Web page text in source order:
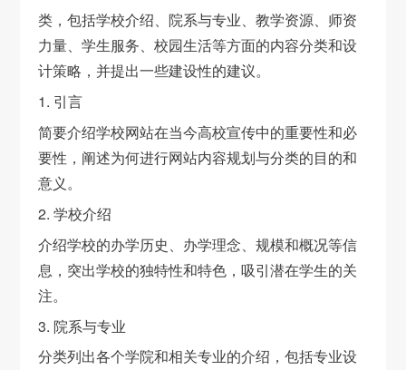
类，包括学校介绍、院系与专业、教学资源、师资
力量、学生服务、校园生活等方面的内容分类和设
计策略，并提出一些建设性的建议。
1. 引言
简要介绍学校网站在当今高校宣传中的重要性和必
要性，阐述为何进行网站内容规划与分类的目的和
意义。
2. 学校介绍
介绍学校的办学历史、办学理念、规模和概况等信
息，突出学校的独特性和特色，吸引潜在学生的关
注。
3. 院系与专业
分类列出各个学院和相关专业的介绍，包括专业设